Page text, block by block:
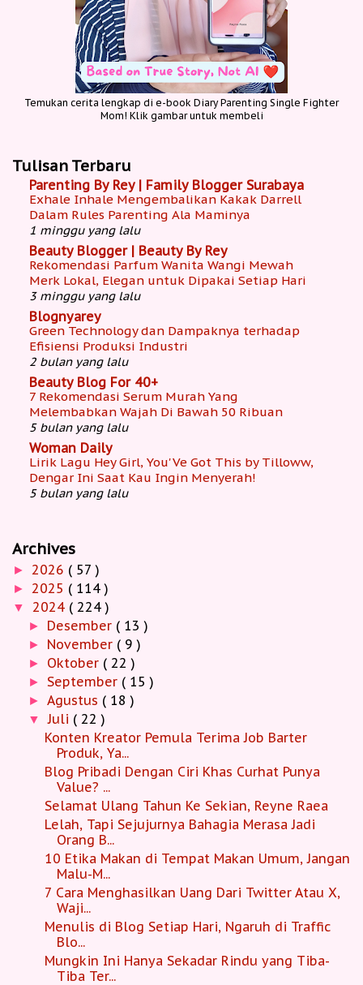
Temukan cerita lengkap di e-book Diary Parenting Single Fighter
Mom! Klik gambar untuk membeli
Tulisan Terbaru
Parenting By Rey | Family Blogger Surabaya
Exhale Inhale Mengembalikan Kakak Darrell
Dalam Rules Parenting Ala Maminya
1 minggu yang lalu
Beauty Blogger | Beauty By Rey
Rekomendasi Parfum Wanita Wangi Mewah
Merk Lokal, Elegan untuk Dipakai Setiap Hari
3 minggu yang lalu
Blognyarey
Green Technology dan Dampaknya terhadap
Efisiensi Produksi Industri
2 bulan yang lalu
Beauty Blog For 40+
7 Rekomendasi Serum Murah Yang
Melembabkan Wajah Di Bawah 50 Ribuan
5 bulan yang lalu
Woman Daily
Lirik Lagu Hey Girl, You'Ve Got This by Tilloww,
Dengar Ini Saat Kau Ingin Menyerah!
5 bulan yang lalu
Archives
► 2026 ( 57 )
► 2025 ( 114 )
▼ 2024 ( 224 )
► Desember ( 13 )
► November ( 9 )
► Oktober ( 22 )
► September ( 15 )
►Agustus ( 18 )
▼ Juli ( 22 )
Konten Kreator Pemula Terima Job Barter
Produk, Ya...
Blog Pribadi Dengan Ciri Khas Curhat Punya
Value? ...
Selamat Ulang Tahun Ke Sekian, Reyne Raea
Lelah, Tapi Sejujurnya Bahagia Merasa Jadi
Orang B...
10 Etika Makan di Tempat Makan Umum, Jangan
Malu-M...
7 Cara Menghasilkan Uang Dari Twitter Atau X,
Waji...
Menulis di Blog Setiap Hari, Ngaruh di Traffic
Blo...
Mungkin Ini Hanya Sekadar Rindu yang Tiba-
Tiba Ter...